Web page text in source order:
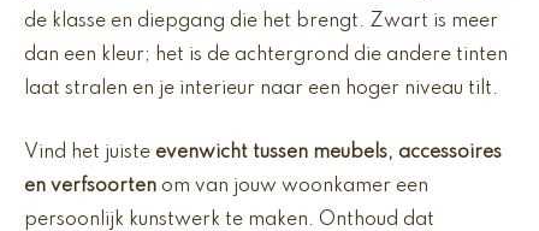
de klasse en diepgang die het brengt. Zwart is meer
dan een kleur; het is de achtergrond die andere tinten
laat stralen en je interieur naar een hoger niveau tilt.
Vind het juiste evenwicht tussen meubels, accessoires
en verfsoorten om van jouw woonkamer een
persoonlijk kunstwerk te maken. Onthoud dat